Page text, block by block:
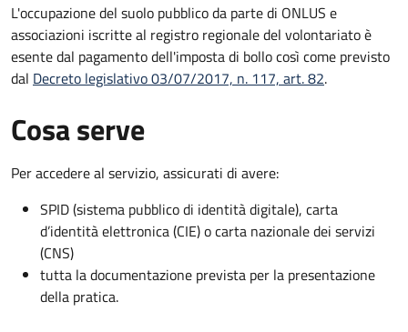
L'occupazione del suolo pubblico da parte di ONLUS e
associazioni iscritte al registro regionale del volontariato è
esente dal pagamento dell'imposta di bollo così come previsto
dal Decreto legislativo 03/07/2017, n. 117, art. 82.
Cosa serve
Per accedere al servizio, assicurati di avere:
SPID (sistema pubblico di identità digitale), carta
d’identità elettronica (CIE) o carta nazionale dei servizi
(CNS)
tutta la documentazione prevista per la presentazione
della pratica.